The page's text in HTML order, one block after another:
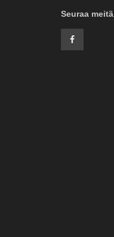
Seuraa meitä